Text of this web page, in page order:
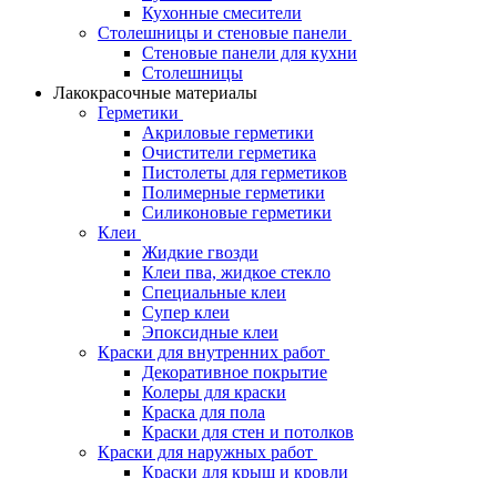
Кухонные смесители
Столешницы и стеновые панели
Стеновые панели для кухни
Столешницы
Лакокрасочные материалы
Герметики
Акриловые герметики
Очистители герметика
Пистолеты для герметиков
Полимерные герметики
Силиконовые герметики
Клеи
Жидкие гвозди
Клеи пва, жидкое стекло
Специальные клеи
Супер клеи
Эпоксидные клеи
Краски для внутренних работ
Декоративное покрытие
Колеры для краски
Краска для пола
Краски для стен и потолков
Краски для наружных работ
Краски для крыш и кровли